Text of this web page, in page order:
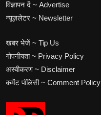
विज्ञापन दें ~ Advertise
न्यूज़लेटर ~ Newsletter
खबर भेजें ~ Tip Us
गोपनीयता ~ Privacy Policy
अस्वीकरण ~ Disclaimer
कमेंट पॉलिसी ~ Comment Policy